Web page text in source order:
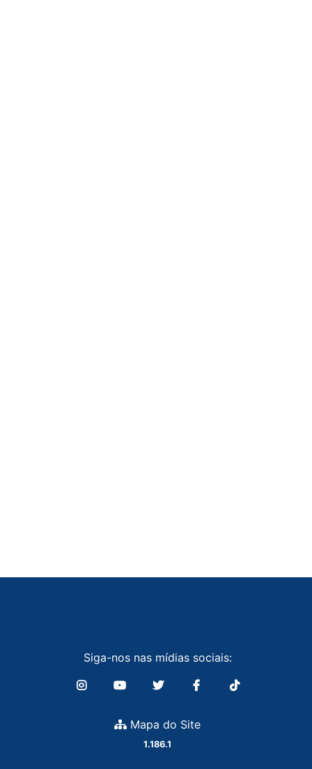
Siga-nos nas mídias sociais:
Mapa do Site
1.186.1